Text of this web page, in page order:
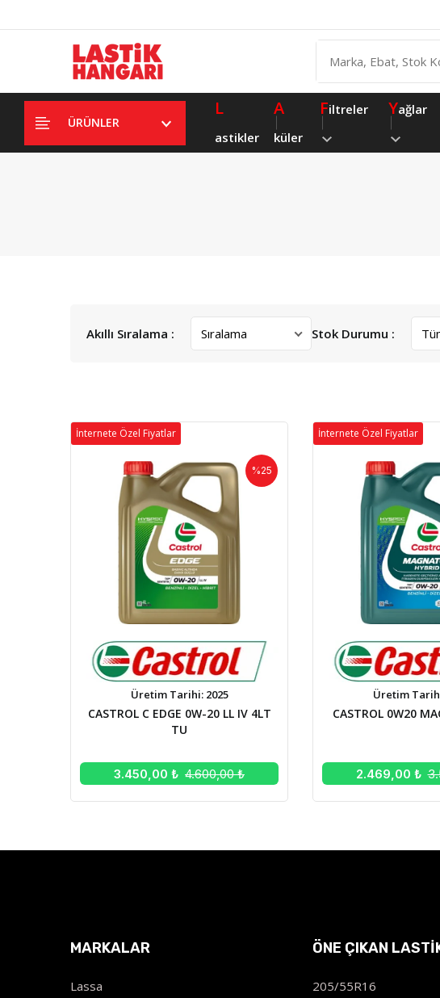
ÜRÜNLER
L
astikler
A
küler
Filtreler Yağlar
Akıllı Sıralama : Stok Durumu :
İnternete Özel Fiyatlar
%25
Üretim Tarihi: 2025
CASTROL C EDGE 0W-20 LL IV 4LT
TU
3.450,00 ₺ 4.600,00 ₺
İnternete Özel Fiyatlar
Üretim
CASTROL 0W20
2.469,00 ₺
MARKALAR
Lassa
ÖNE ÇIKAN
205/55R16